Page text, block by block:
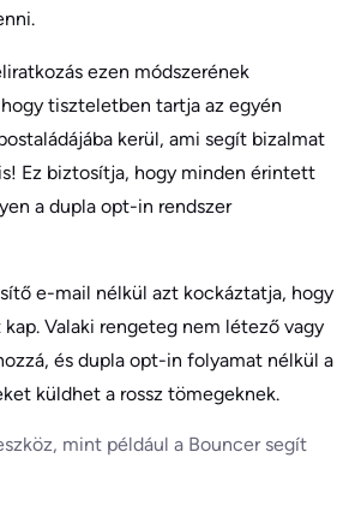
ezen módszerének
tiszteletben tartja az egyén
kerül, ami segít bizalmat
Ez biztosítja, hogy minden érintett
a dupla opt-in rendszer
e-mail nélkül azt kockáztatja, hogy
Valaki rengeteg nem létező vagy
és dupla opt-in folyamat nélkül a
küldhet a rossz tömegeknek.
mint például a Bouncer segít